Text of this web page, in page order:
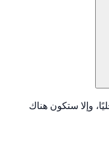
وإلا ستكون هناك